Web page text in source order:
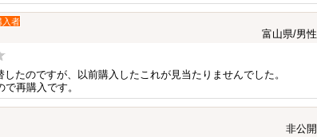
入者
富山県/男性
たのですが、以前購入したこれが見当たりませんでした。
再購入です。
非公開